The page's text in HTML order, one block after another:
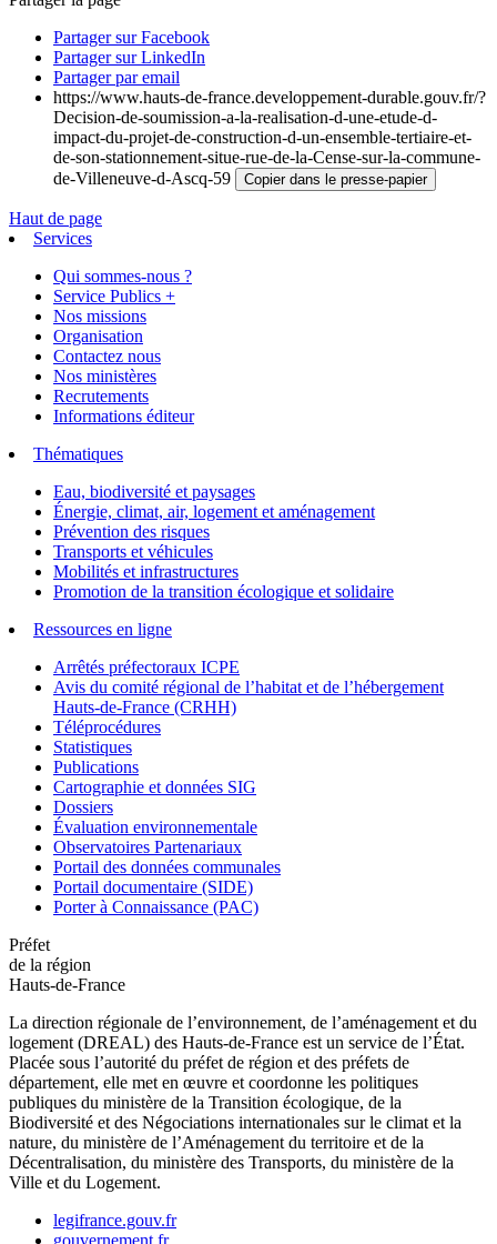
Partager sur Facebook
Partager sur LinkedIn
Partager par email
https://www.hauts-de-france.developpement-durable.gouv.fr/?
Decision-de-soumission-a-la-realisation-d-une-etude-d-
impact-du-projet-de-construction-d-un-ensemble-tertiaire-et-
de-son-stationnement-situe-rue-de-la-Cense-sur-la-commune-
de-Villeneuve-d-Ascq-59
Copier dans le presse-papier
Haut de page
Services
Qui sommes-nous ?
Service Publics +
Nos missions
Organisation
Contactez nous
Nos ministères
Recrutements
Informations éditeur
Thématiques
Eau, biodiversité et paysages
Énergie, climat, air, logement et aménagement
Prévention des risques
Transports et véhicules
Mobilités et infrastructures
Promotion de la transition écologique et solidaire
Ressources en ligne
Arrêtés préfectoraux ICPE
Avis du comité régional de l’habitat et de l’hébergement
Hauts-de-France (CRHH)
Téléprocédures
Statistiques
Publications
Cartographie et données SIG
Dossiers
Évaluation environnementale
Observatoires Partenariaux
Portail des données communales
Portail documentaire (SIDE)
Porter à Connaissance (PAC)
Préfet
de la région
Hauts-de-France
La direction régionale de l’environnement, de l’aménagement et du
logement (DREAL) des Hauts-de-France est un service de l’État.
Placée sous l’autorité du préfet de région et des préfets de
département, elle met en œuvre et coordonne les politiques
publiques du ministère de la Transition écologique, de la
Biodiversité et des Négociations internationales sur le climat et la
nature, du ministère de l’Aménagement du territoire et de la
Décentralisation, du ministère des Transports, du ministère de la
Ville et du Logement.
legifrance.gouv.fr
gouvernement.fr